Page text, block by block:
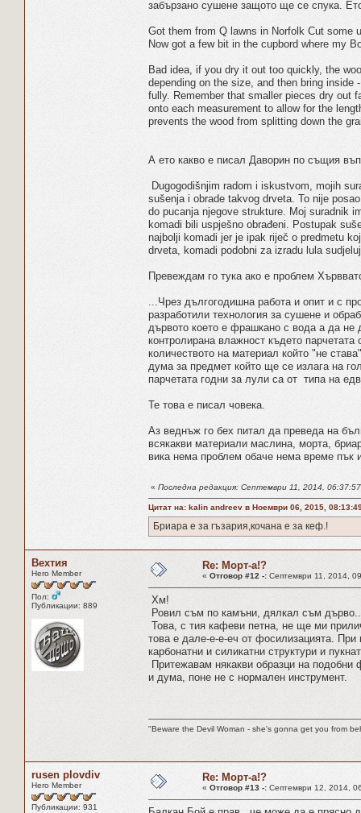
забързано сушене защото ще се спука.
Got them from Q lawns in Norfolk Cut some
Now got a few bit in the cupbord where my
Bad idea, if you dry it out too quickly, the
depending on the size, and then bring
fully. Remember that smaller pieces dry out
onto each measurement to allow for the
prevents the wood from splitting down the
А ето какво е писал Даворин по същия
Dugogodišnjim radom i iskustvom, mojih
sušenja i obrade takvog drveta. To nije
do pucanja njegove strukture. Moj suradnik
komadi bili uspješno obrađeni. Postupak
najbolji komadi jer je ipak riječ o predmetu
drveta, komadi podobni za izradu lula
Превеждам го тука ако е проблем
...Чрез дългогодишна работа и опит и с
разработили технология за сушене и
дървото което е фрашкано с вода а да не
контролирана влажност където
количеството на материал който "не
дума за предмет който ще се излага на
парчетата годни за лули са от типа на
Те това е писал човека.
Аз веднъж го бех питал да преведа на
всякакви материали маслина, морта,
вика нема проблем обаче нема време
« Последна редакция: Септември 11, 2014,
Цитат на: kalin andreev в Ноември 06, 2015,
Бриара е за гъзария,кочана е за кеф.!
Вехтия
Hero Member
Пол:
Публикации: 889
Re: Морт-а!?
« Отговор #12 -: Септември 11, 2014,
Хм!
Ровил съм по камъни, дялкал съм
Това, с тия кафеви петна, не ще ми
това е дале-е-е-еч от фосилизацията. При
карбонатни и силикатни структури и
Притежавам някакви образци на
и дума, поне не с нормален инструмент.
"Beware the Devil Woman - she's gonna get you from
rusen plovdiv
Hero Member
Публикации: 931
Re: Морт-а!?
« Отговор #13 -: Септември 12, 2014,